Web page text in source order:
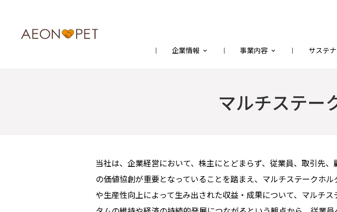
企業情報 事業内容 サステ
マルチステー
当社は、企業経営において、株主にとどまらず、従業員、取引先
の価値協創が重要となっていることを踏まえ、マルチステークホ
や生産性向上によって生み出された収益・成果について、マルチ